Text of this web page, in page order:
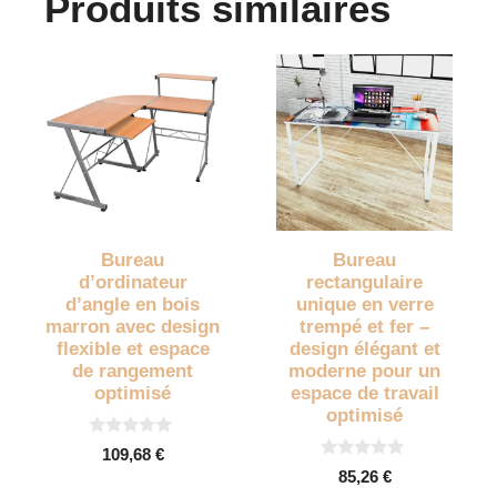
Produits similaires
Bureau
d’ordinateur
d’angle en bois
marron avec design
flexible et espace
de rangement
optimisé
s109,68 €
Bureau
rectangulaire
unique en verre
trempé et fer –
design élégant et
moderne pour un
espace de travail
optimisé
85,26 €